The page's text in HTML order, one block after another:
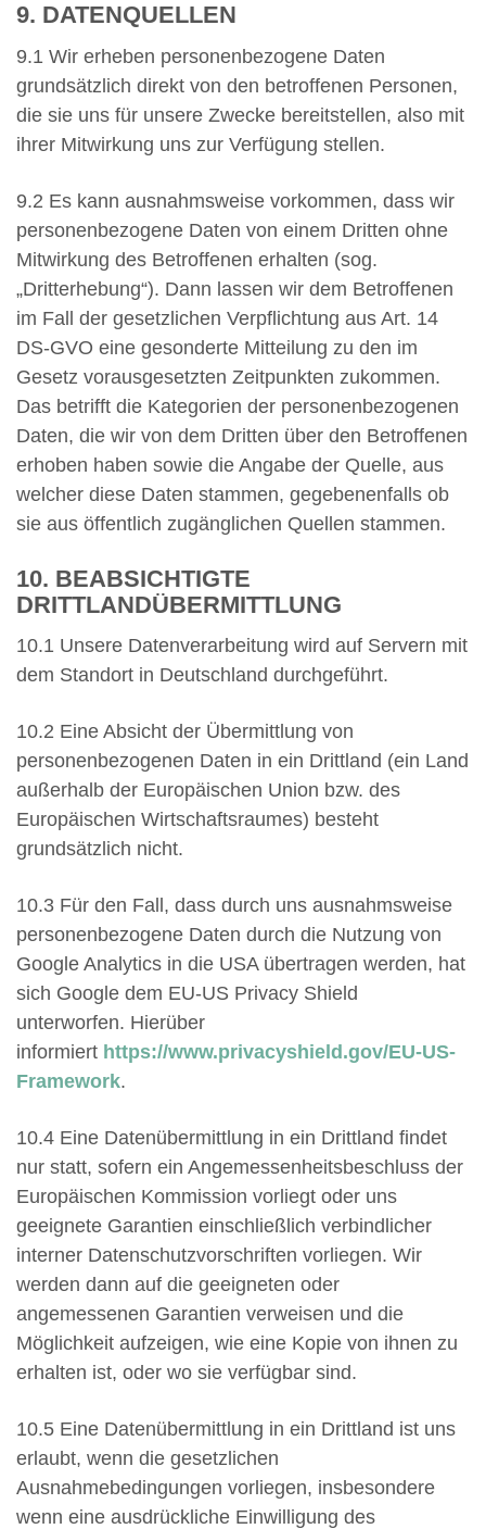
9. DATENQUELLEN
9.1 Wir erheben personenbezogene Daten
grundsätzlich direkt von den betroffenen Personen,
die sie uns für unsere Zwecke bereitstellen, also mit
ihrer Mitwirkung uns zur Verfügung stellen.
9.2 Es kann ausnahmsweise vorkommen, dass wir
personenbezogene Daten von einem Dritten ohne
Mitwirkung des Betroffenen erhalten (sog.
„Dritterhebung“). Dann lassen wir dem Betroffenen
im Fall der gesetzlichen Verpflichtung aus Art. 14
DS-GVO eine gesonderte Mitteilung zu den im
Gesetz vorausgesetzten Zeitpunkten zukommen.
Das betrifft die Kategorien der personenbezogenen
Daten, die wir von dem Dritten über den Betroffenen
erhoben haben sowie die Angabe der Quelle, aus
welcher diese Daten stammen, gegebenenfalls ob
sie aus öffentlich zugänglichen Quellen stammen.
10. BEABSICHTIGTE
DRITTLANDÜBERMITTLUNG
10.1 Unsere Datenverarbeitung wird auf Servern mit
dem Standort in Deutschland durchgeführt.
10.2 Eine Absicht der Übermittlung von
personenbezogenen Daten in ein Drittland (ein Land
außerhalb der Europäischen Union bzw. des
Europäischen Wirtschaftsraumes) besteht
grundsätzlich nicht.
10.3 Für den Fall, dass durch uns ausnahmsweise
personenbezogene Daten durch die Nutzung von
Google Analytics in die USA übertragen werden, hat
sich Google dem EU-US Privacy Shield
unterworfen. Hierüber
informiert https://www.privacyshield.gov/EU-US-
Framework.
10.4 Eine Datenübermittlung in ein Drittland findet
nur statt, sofern ein Angemessenheitsbeschluss der
Europäischen Kommission vorliegt oder uns
geeignete Garantien einschließlich verbindlicher
interner Datenschutzvorschriften vorliegen. Wir
werden dann auf die geeigneten oder
angemessenen Garantien verweisen und die
Möglichkeit aufzeigen, wie eine Kopie von ihnen zu
erhalten ist, oder wo sie verfügbar sind.
10.5 Eine Datenübermittlung in ein Drittland ist uns
erlaubt, wenn die gesetzlichen
Ausnahmebedingungen vorliegen, insbesondere
wenn eine ausdrückliche Einwilligung des